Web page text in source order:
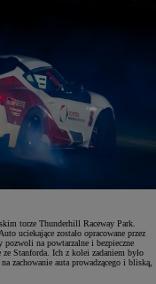
torze Thunderhill Raceway Park.
uciekające zostało opracowane przez
na powtarzalne i bezpieczne
Stanforda. Ich z kolei zadaniem było
zachowanie auta prowadzącego i bliską,